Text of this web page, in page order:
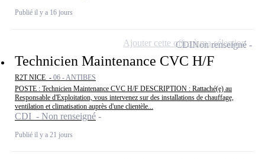
Publié il y a 16 jours
Technicien Maintenance CVC H/F
R2T NICE - 06 - ANTIBES
POSTE : Technicien Maintenance CVC H/F DESCRIPTION : Rattaché(e) au
Responsable d'Exploitation, vous intervenez sur des installations de chauffage,
ventilation et climatisation auprès d'une clientèle...
CDI - Non renseigné
Publié il y a 21 jours
CDINon renseigné
Ajouter cette offre à ma sélection